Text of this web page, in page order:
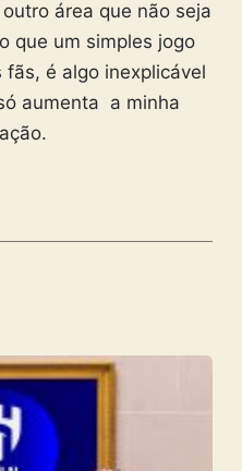
área que não seja
que um simples jogo
é algo inexplicável
aumenta a minha